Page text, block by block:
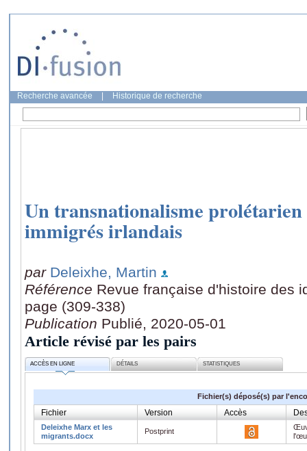
Recherche avancée Historique de recherche
Un transnationalisme
immigrés irlandais
par Deleixhe, Martin
Référence Revue française d'histoire des
page (309-338)
Publication Publié, 2020-05-01
Article révisé par les pairs
ACCÈS EN LIGNE DÉTAILS STATISTIQUES
Fichier(s) déposé(s) par
Fichier Version Accès
Deleixhe Marx et les
migrants.docx
Postprint